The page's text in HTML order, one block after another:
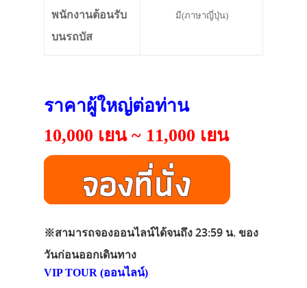
พนักงานต้อนรับ
บนรถบัส
มี(ภาษาญี่ปุ่น)
ราคาผู้ใหญ่ต่อท่าน
10,000 เยน ~ 11,000 เยน
※สามารถจองออนไลน์ได้จนถึง 23:59 น. ของ
วันก่อนออกเดินทาง
VIP TOUR (ออนไลน์)